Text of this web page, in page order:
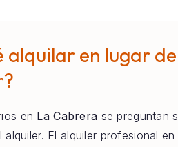
alquilar en lugar de
en La Cabrera se preguntan
El alquiler profesional en